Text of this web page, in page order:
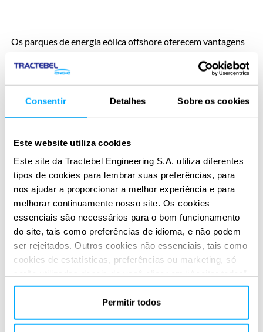
Consentir Detalhes Sobre os cookies
Este website utiliza cookies
Este site da Tractebel Engineering S.A. utiliza diferentes
tipos de cookies para lembrar suas preferências, para
nos ajudar a proporcionar a melhor experiência e para
melhorar continuamente nosso site. Os cookies
essenciais são necessários para o bom funcionamento
do site, tais como preferências de idioma, e não podem
ser rejeitados. Outros cookies não essenciais, tais como
cookies de estatísticas, preferências ou marketing, só
Para obter mais informações, leia nossa política de
cookies na seção “Sobre” e na parte inferior do nosso
site.
Permitir todos
Os parques de energia eólica offshore oferecem vantagens
economias e ampliando oportunidades para diferentes
Maior produtividade:
ventos mais fortes e estáveis garantem elevados
fatores de capacidade e geração consistente
Integração com outras renováveis:
complementa solar, hidrelétrica e eólica onshore,
equilibrando a matriz energética
Desenvolvimento econômico e social:
Baixo impacto visual e ocupação otimizada:
quando planejados a distâncias adequadas,